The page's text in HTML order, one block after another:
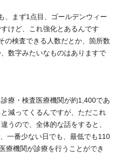
まず1点目、ゴールデンウィー
けど、これ強化とあるんです
の検査できる人数だとか、箇所数
数字みたいなものはありますで
療・検査医療機関が約1,400であ
減ってくるんですが、ただこれ
うので、全体的な話をすると、
一番少ない日でも、最低でも110
療機関が診療を行うことができ